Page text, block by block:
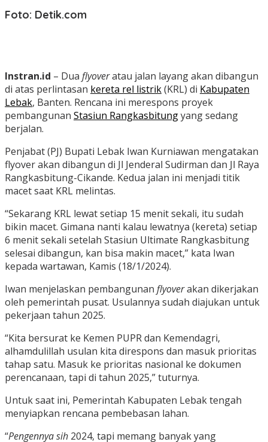
Foto: Detik.com
Instran.id – Dua flyoveratau jalan layang akan dibangun
di atas perlintasan kereta rel listrik(KRL) di Kabupaten
Lebak, Banten. Rencana ini merespons proyek
pembangunan Stasiun Rangkasbitungyang sedang
berjalan.
Penjabat (PJ) Bupati Lebak Iwan Kurniawan mengatakan
flyover akan dibangun di Jl Jenderal Sudirman dan Jl Raya
Rangkasbitung-Cikande. Kedua jalan ini menjadi titik
macet saat KRL melintas.
“Sekarang KRL lewat setiap 15 menit sekali, itu sudah
bikin macet. Gimana nanti kalau lewatnya (kereta) setiap
6 menit sekali setelah Stasiun Ultimate Rangkasbitung
selesai dibangun, kan bisa makin macet,” kata Iwan
kepada wartawan, Kamis (18/1/2024).
Iwan menjelaskan pembangunan flyoverakan dikerjakan
oleh pemerintah pusat. Usulannya sudah diajukan untuk
pekerjaan tahun 2025.
“Kita bersurat ke Kemen PUPR dan Kemendagri,
alhamdulillah usulan kita direspons dan masuk prioritas
tahap satu. Masuk ke prioritas nasional ke dokumen
perencanaan, tapi di tahun 2025,” tuturnya.
Untuk saat ini, Pemerintah Kabupaten Lebak tengah
menyiapkan rencana pembebasan lahan.
“Pengennya sih 2024, tapi memang banyak yang